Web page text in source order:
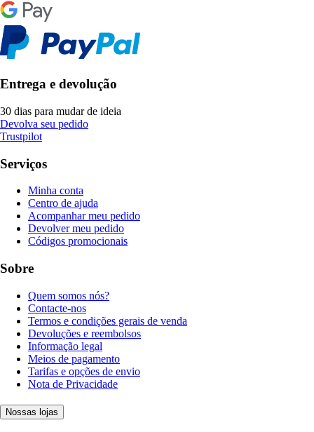
Entrega e devolução
30 dias para mudar de ideia
Devolva seu pedido
Trustpilot
Serviços
Minha conta
Centro de ajuda
Acompanhar meu pedido
Devolver meu pedido
Códigos promocionais
Sobre
Quem somos nós?
Contacte-nos
Termos e condições gerais de venda
Devoluções e reembolsos
Informação legal
Meios de pagamento
Tarifas e opções de envio
Nota de Privacidade
Nossas lojas